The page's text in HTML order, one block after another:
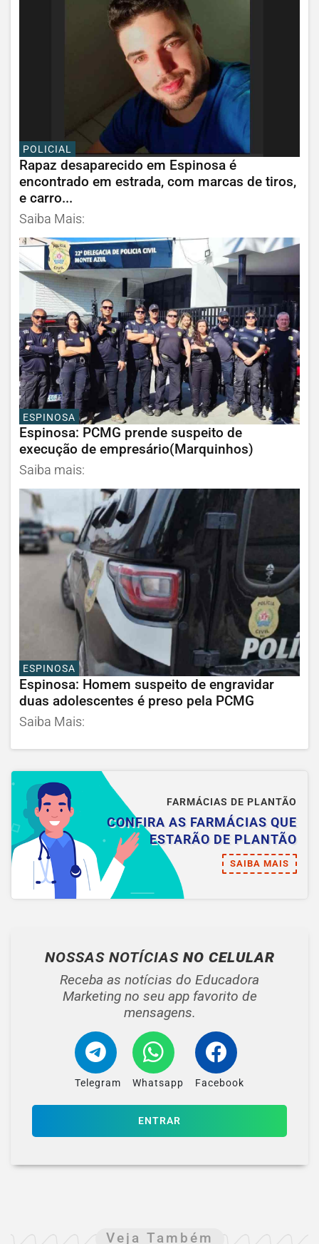
POLICIAL
Rapaz desaparecido em Espinosa é
encontrado em estrada, com marcas de tiros,
e carro...
Saiba Mais:
ESPINOSA
Espinosa: PCMG prende suspeito de
execução de empresário(Marquinhos)
Saiba mais:
ESPINOSA
Espinosa: Homem suspeito de engravidar
duas adolescentes é preso pela PCMG
Saiba Mais:
FARMÁCIAS DE PLANTÃO
CONFIRA AS FARMÁCIAS QUE
ESTARÃO DE PLANTÃO
SAIBA MAIS
NOSSAS NOTÍCIAS NO CELULAR
Receba as notícias do Educadora
Marketing no seu app favorito de
mensagens.
Telegram Whatsapp Facebook
ENTRAR
Veja Também